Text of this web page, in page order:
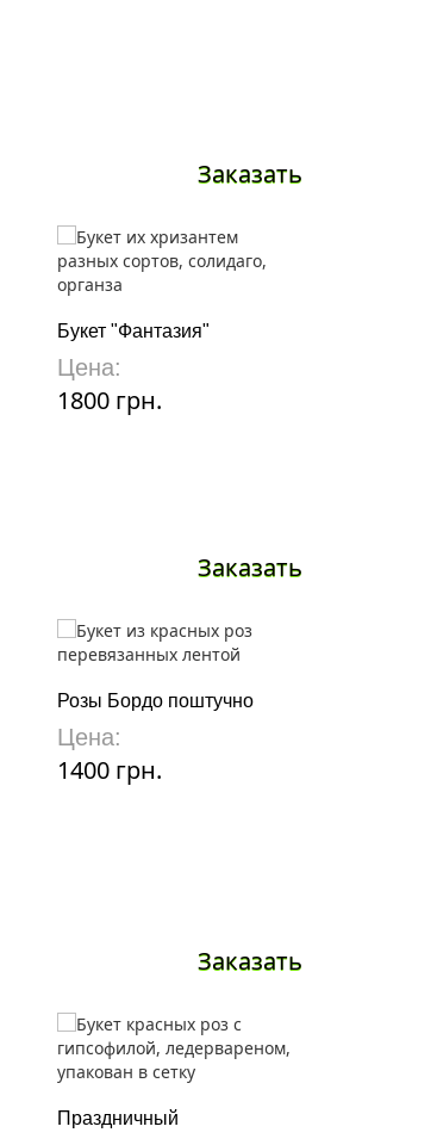
Заказать
Букет "Фантазия"
Цена:
1800 грн.
Заказать
Розы Бордо поштучно
Цена:
1400 грн.
Заказать
Праздничный